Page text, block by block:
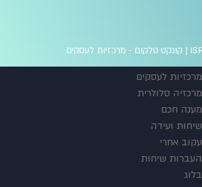
קונקט טלקום - מרכזיות לעסקים
מרכזיות לעסקים
מרכזיה סלולרית
מענה חכם
שיחות ועידה
עקוב אחרי
העברות שיחות
בלוג